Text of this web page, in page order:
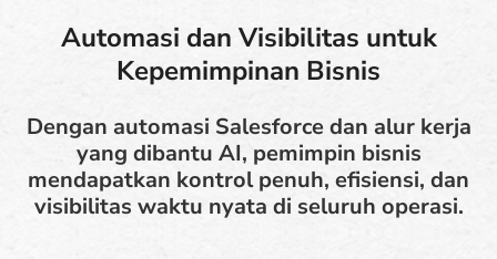
Automasi dan Visibilitas untuk
Kepemimpinan Bisnis
Dengan automasi Salesforce dan alur kerja
yang dibantu AI, pemimpin bisnis
mendapatkan kontrol penuh, efisiensi, dan
visibilitas waktu nyata di seluruh operasi.